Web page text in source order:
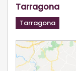
Tarragona
Tarragona